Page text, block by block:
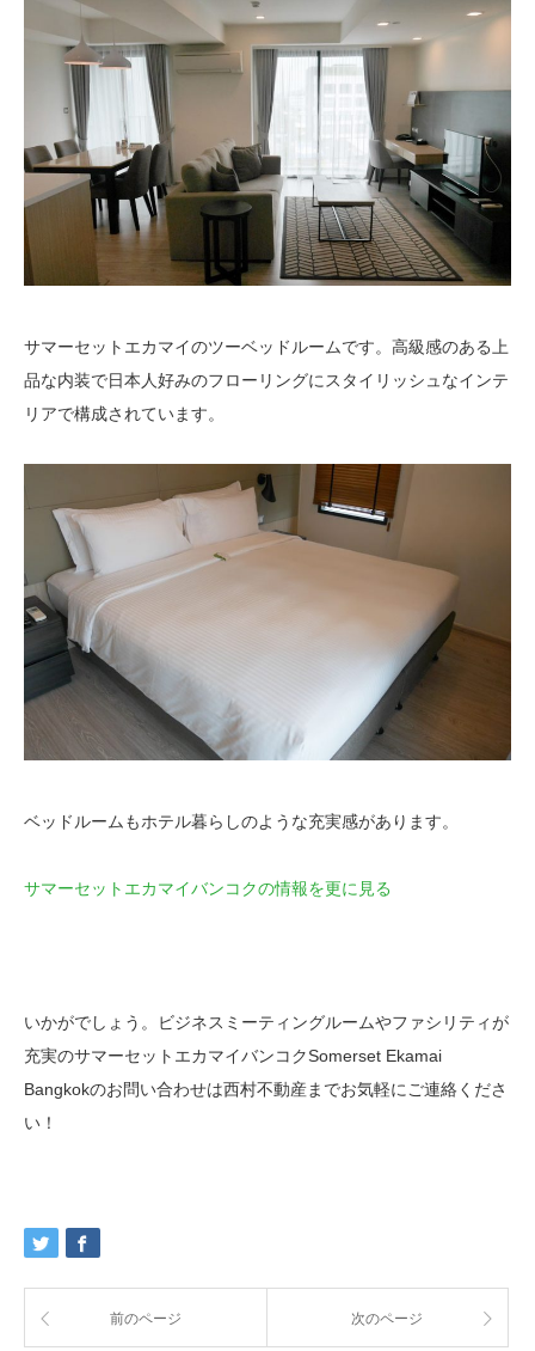
サマーセットエカマイのツーベッドルームです。高級感のある上
品な内装で日本人好みのフローリングにスタイリッシュなインテ
リアで構成されています。
ベッドルームもホテル暮らしのような充実感があります。
サマーセットエカマイバンコクの情報を更に見る
いかがでしょう。ビジネスミーティングルームやファシリティが
充実のサマーセットエカマイバンコクSomerset Ekamai
Bangkokのお問い合わせは西村不動産までお気軽にご連絡くださ
い！
前のページ 次のページ